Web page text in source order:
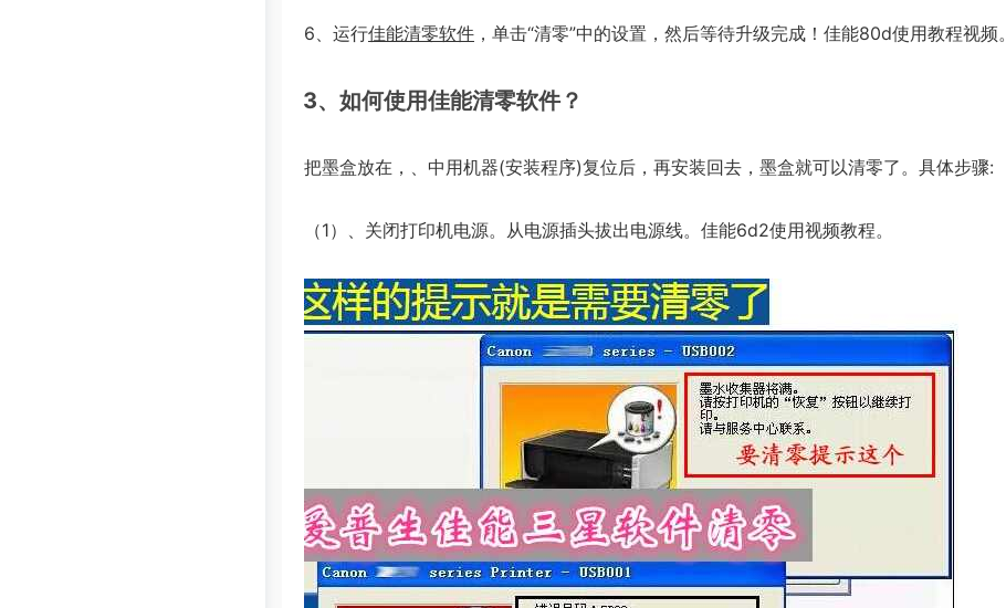
6、运行佳能清零软件 ，单击“清零”中的设置，然后等待升级完成！佳能80d使用教程视频。
3、如何使用佳能清零软件？
把墨盒放在，、中用机器(安装程序)复位后，再安装回去，墨盒就可以清零了。具体步骤:
（1）、关闭打印机电源。从电源插头拔出电源线。佳能6d2使用视频教程。